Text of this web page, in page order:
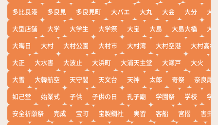
多比良港
多良見 多良見町 大バエ 大丸 大会 大分
大
大型店舗
大学 大学生 大学祭 大宝 大島 大島大橋
大
大晦日
大村 大村公園 大村市 大村湾 大村空港
大村高校
大正
大水害 大波止 大浜町 大浦天主堂 大瀬戸 大火
大雪
大韓航空 天守閣 天文台 天神 太郎 奇祭
奈良尾
如己堂
始業式 子供 子供の日 孔子廟 学園祭 学校
学
安全祈願祭
完成 宝町 宝製鋼社 実習 客船 宮摺
害虫